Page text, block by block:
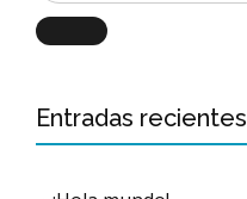
Search
Entradas recientes